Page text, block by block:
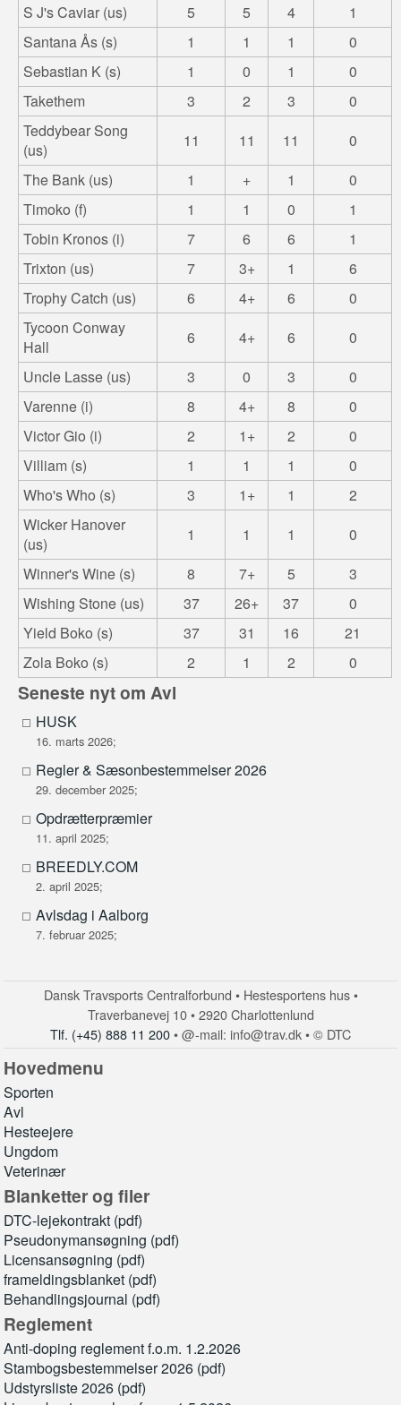
S J's Caviar (us)
5 5 4
1
Santana Ås (s)
1 1 1
0
Sebastian K (s)
1 0 1
0
Takethem
3 2 3
0
Teddybear Song
(us)
11 11 11
0
The Bank (us)
1 + 1
0
Timoko (f)
1 1 0
1
Tobin Kronos (i)
7 6 6
1
Trixton (us)
7 3+ 1
6
Trophy Catch (us)
6 4+ 6
0
Tycoon Conway
Hall
6 4+ 6
0
Uncle Lasse (us)
3 0 3
0
Varenne (i)
8 4+ 8
0
Victor Gio (i)
2 1+ 2
0
Villiam (s)
1 1 1
0
Who's Who (s)
3 1+ 1
2
Wicker Hanover
(us)
1 1 1
0
Winner's Wine (s)
8 7+ 5
3
Wishing Stone (us)
37 26+ 37
0
Yield Boko (s)
37 31 16
21
Zola Boko (s)
2 1 2 0
Seneste nyt om Avl
HUSK
16. marts 2026;
Regler & Sæsonbestemmelser 2026
29. december 2025;
Opdrætterpræmier
11. april 2025;
BREEDLY.COM
2. april 2025;
Avlsdag i Aalborg
7. februar 2025;
Dansk Travsports Centralforbund • Hestesportens hus •
Traverbanevej 10 • 2920 Charlottenlund
Tlf. (+45) 888 11 200• @-mail: info@trav.dk • © DTC
Hovedmenu
Sporten
Avl
Hesteejere
Ungdom
Veterinær
Blanketter og filer
DTC-lejekontrakt (pdf)
Pseudonymansøgning (pdf)
Licensansøgning (pdf)
frameldingsblanket (pdf)
Behandlingsjournal (pdf)
Reglement
Anti-doping reglement f.o.m. 1.2.2026
Stambogsbestemmelser 2026 (pdf)
Udstyrsliste 2026 (pdf)